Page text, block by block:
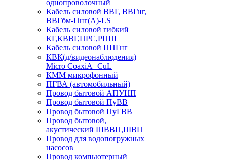
однопроволочный
Кабель силовой ВВГ, ВВГнг,
ВВГбм-Пнг(А)-LS
Кабель силовой гибкий
КГ,КВВГ,ПРС,РПШ
Кабель силовой ППГнг
КВК(д/видеонаблюдения)
Micro CoaxiA+CuL
КММ микрофонный
ПГВА (автомобильный)
Провод бытовой АПУНП
Провод бытовой ПуВВ
Провод бытовой ПуГВВ
Провод бытовой,
акустический ШВВП,ШВП
Провод для водопогружных
насосов
Провод компьютерный